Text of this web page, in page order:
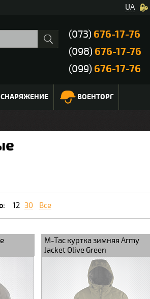
UA
(073) 676-17-76
(098) 676-17-76
(099) 676-17-76
СНАРЯЖЕНИЕ ВОЕНТОРГ
12 30 Все
M-Tac куртка зимняя Army
Jacket Olive Green